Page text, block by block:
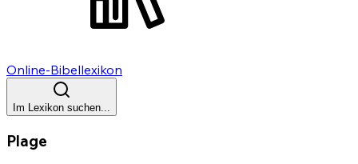
Online-Bibellexikon
Im Lexikon suchen...
Plage